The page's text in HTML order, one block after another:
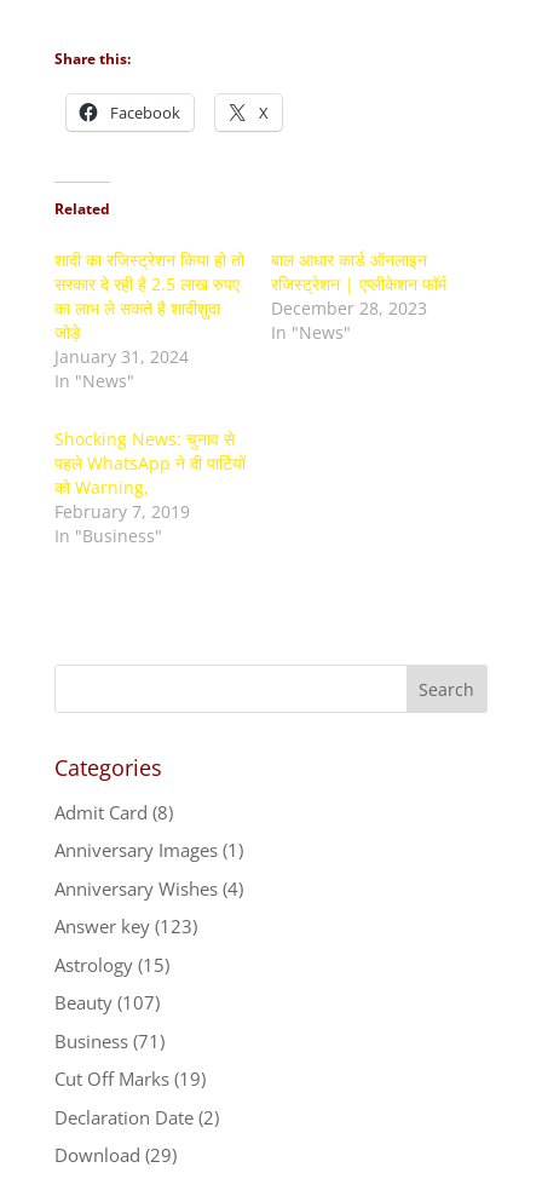
Share this:
Facebook X
Related
शादी का रजिस्ट्रेशन किया हो तो
सरकार दे रही है 2.5 लाख रुपए
का लाभ ले सकते है शादीशुदा
जोड़े
January 31, 2024
In "News"
बाल आधार कार्ड ऑनलाइन
रजिस्ट्रेशन | एप्लीकेशन फॉर्म
December 28, 2023
In "News"
Shocking News: चुनाव से
पहले WhatsApp ने दी पार्टियों
को Warning,
February 7, 2019
In "Business"
Categories
Admit Card (8)
Anniversary Images(1)
Anniversary Wishes(4)
Answer key(123)
Astrology(15)
Beauty(107)
Business(71)
Cut Off Marks(19)
Declaration Date(2)
Download (29)